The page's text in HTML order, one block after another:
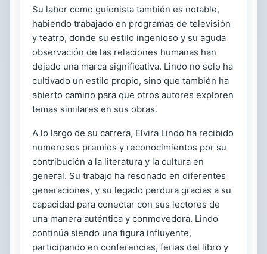
Su labor como guionista también es notable,
habiendo trabajado en programas de televisión
y teatro, donde su estilo ingenioso y su aguda
observación de las relaciones humanas han
dejado una marca significativa. Lindo no solo ha
cultivado un estilo propio, sino que también ha
abierto camino para que otros autores exploren
temas similares en sus obras.
A lo largo de su carrera, Elvira Lindo ha recibido
numerosos premios y reconocimientos por su
contribución a la literatura y la cultura en
general. Su trabajo ha resonado en diferentes
generaciones, y su legado perdura gracias a su
capacidad para conectar con sus lectores de
una manera auténtica y conmovedora. Lindo
continúa siendo una figura influyente,
participando en conferencias, ferias del libro y